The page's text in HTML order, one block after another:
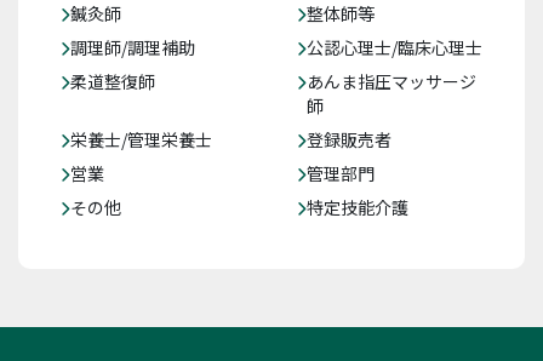
鍼灸師
整体師等
調理師/調理補助
公認心理士/臨床心理士
柔道整復師
あんま指圧マッサージ
師
栄養士/管理栄養士
登録販売者
営業
管理部門
その他
特定技能介護